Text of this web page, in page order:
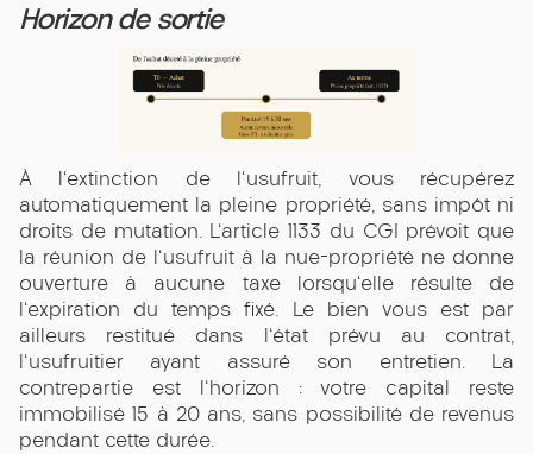
Horizon de sortie
À l'extinction de l'usufruit, vous récupérez
automatiquement la pleine propriété, sans impôt ni
droits de mutation. L'article 1133 du CGI prévoit que
la réunion de l'usufruit à la nue-propriété ne donne
ouverture à aucune taxe lorsqu'elle résulte de
l'expiration du temps fixé. Le bien vous est par
ailleurs restitué dans l'état prévu au contrat,
l'usufruitier ayant assuré son entretien. La
contrepartie est l'horizon : votre capital reste
immobilisé 15 à 20 ans, sans possibilité de revenus
pendant cette durée.